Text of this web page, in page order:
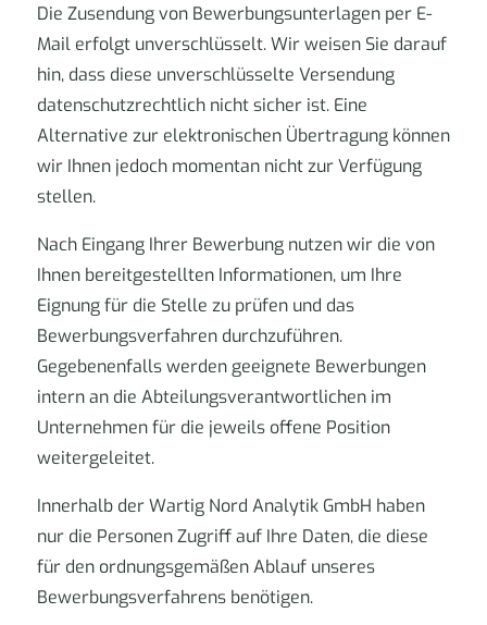
Die Zusendung von Bewerbungsunterlagen per E-
Mail erfolgt unverschlüsselt. Wir weisen Sie darauf
hin, dass diese unverschlüsselte Versendung
datenschutzrechtlich nicht sicher ist. Eine
Alternative zur elektronischen Übertragung können
wir Ihnen jedoch momentan nicht zur Verfügung
stellen.
Nach Eingang Ihrer Bewerbung nutzen wir die von
Ihnen bereitgestellten Informationen, um Ihre
Eignung für die Stelle zu prüfen und das
Bewerbungsverfahren durchzuführen.
Gegebenenfalls werden geeignete Bewerbungen
intern an die Abteilungsverantwortlichen im
Unternehmen für die jeweils offene Position
weitergeleitet.
Innerhalb der Wartig Nord Analytik GmbH haben
nur die Personen Zugriff auf Ihre Daten, die diese
für den ordnungsgemäßen Ablauf unseres
Bewerbungsverfahrens benötigen.